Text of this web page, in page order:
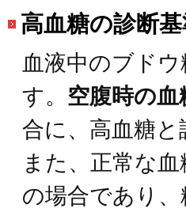
高血糖の診断
血液中のブド
す。 空腹時の
合に、高血糖と
また、正常な
の場合であり